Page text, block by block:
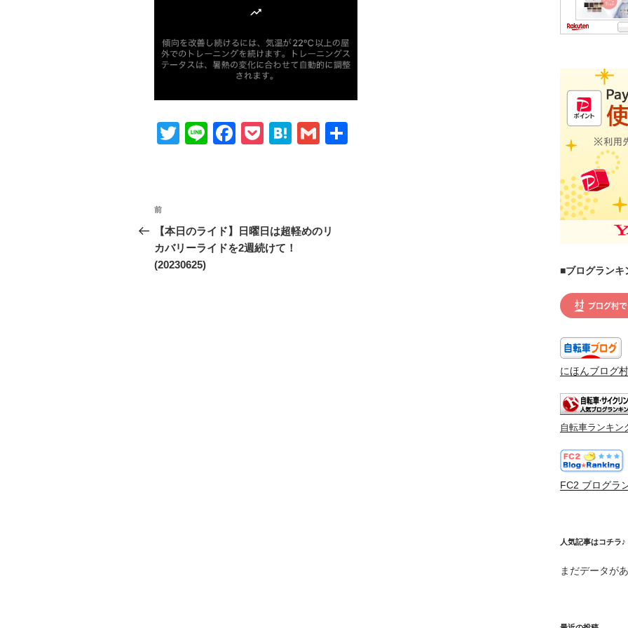
T
Li
F
b
o
P
H
a
G
投
稿
ナ
前
の
投
稿
前
【本日のライド】日曜日は超軽めのリ
カバリーライドを2週続けて！
(20230625)
■ブログランキ
にほんブログ村
自転車ランキン
FC2 ブログラ
人気記事はコチラ♪
まだデータが